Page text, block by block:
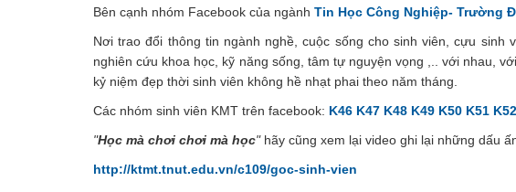
Bên cạnh nhóm Facebook của ngành Tin Học Công Nghiệp- Trường
Nơi trao đổi thông tin ngành nghề, cuộc sống cho sinh viên, cựu
nghiên cứu khoa học, kỹ năng sống, tâm tự nguyện vọng ,.. với nhau,
kỷ niệm đẹp thời sinh viên không hề nhạt phai theo năm tháng.
Các nhóm sinh viên KMT trên facebook: K46 K47 K48 K49 K50 K51 K52
"Học mà chơi chơi mà học" hãy cũng xem lại video ghi lại những dấu
http://ktmt.tnut.edu.vn/c109/goc-sinh-vien